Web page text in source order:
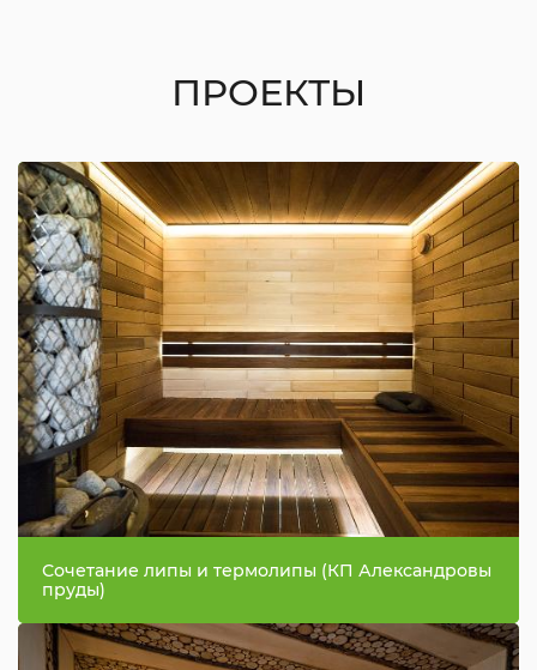
ПРОЕКТЫ
Сочетание липы и термолипы (КП Александровы
пруды)